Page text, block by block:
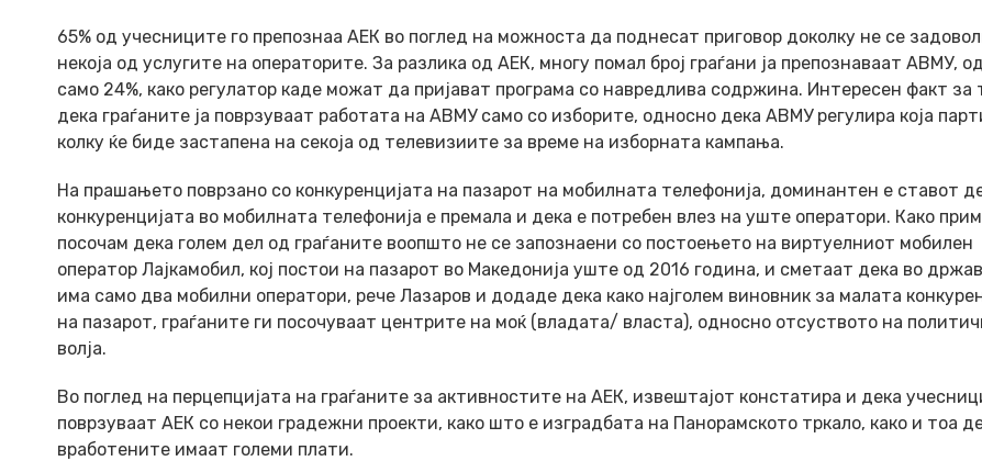
65% од учесниците го препознаа АЕК во поглед на можноста да поднесат приговор доколку не се
некоја од услугите на операторите. За разлика од АЕК, многу помал број граѓани ја препознаваат АВМУ,
само 24%, како регулатор каде можат да пријават програма со навредлива содржина. Интересен факт за
дека граѓаните ја поврзуваат работата на АВМУ само со изборите, односно дека АВМУ регулира која
колку ќе биде застапена на секоја од телевизиите за време на изборната кампања.
На прашањето поврзано со конкуренцијата на пазарот на мобилната телефонија, доминантен е ставот
конкуренцијата во мобилната телефонија е премала и дека е потребен влез на уште оператори. Како
посочам дека голем дел од граѓаните воопшто не се запознаени со постоењето на виртуелниот мобилен
оператор Лајкамобил, кој постои на пазарот во Македонија уште од 2016 година, и сметаат дека во
има само два мобилни оператори, рече Лазаров и додаде дека како најголем виновник за малата
на пазарот, граѓаните ги посочуваат центрите на моќ (владата/ власта), односно отсуството на
волја.
Во поглед на перцепцијата на граѓаните за активностите на АЕК, извештајот констатира и дека
поврзуваат АЕК со некои градежни проекти, како што е изградбата на Панорамското тркало, како и тоа
вработените имаат големи плати.